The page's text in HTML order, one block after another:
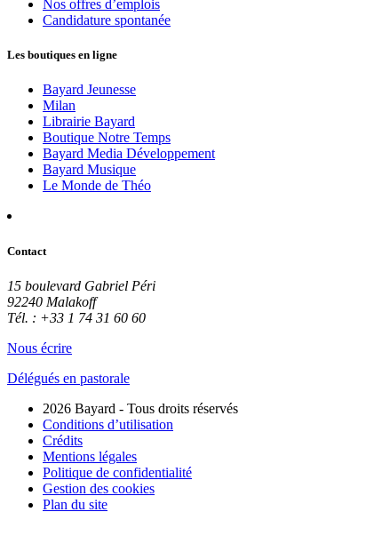
Nos offres d’emplois
Candidature spontanée
Les boutiques en ligne
Bayard Jeunesse
Milan
Librairie Bayard
Boutique Notre Temps
Bayard Media Développement
Bayard Musique
Le Monde de Théo
Contact
15 boulevard Gabriel Péri
92240 Malakoff
Tél. : +33 1 74 31 60 60
Nous écrire
Délégués en pastorale
2026 Bayard - Tous droits réservés
Conditions d’utilisation
Crédits
Mentions légales
Politique de confidentialité
Gestion des cookies
Plan du site